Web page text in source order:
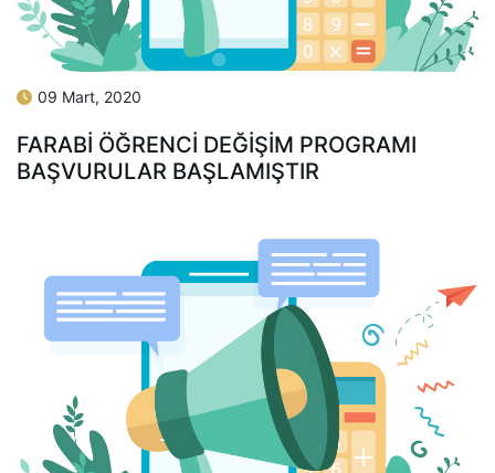
09 Mart, 2020
FARABİ ÖĞRENCİ DEĞİŞİM PROGRAMI
BAŞVURULAR BAŞLAMIŞTIR